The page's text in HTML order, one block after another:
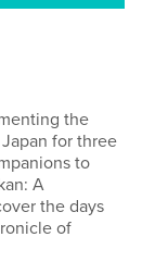
the
for three
to
A
the days
of